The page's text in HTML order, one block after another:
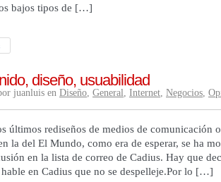
bajos tipos de […]
diseño, usuabilidad
juanluis en Diseño, General, Internet, Negocios,
últimos rediseños de medios de comunicación
la del El Mundo, como era de esperar, se ha
en la lista de correo de Cadius. Hay que
en Cadius que no se despelleje.Por lo […]